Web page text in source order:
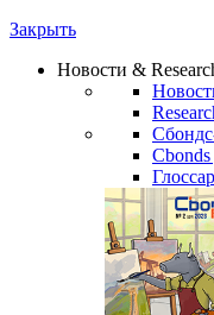
Закрыть
Новости &